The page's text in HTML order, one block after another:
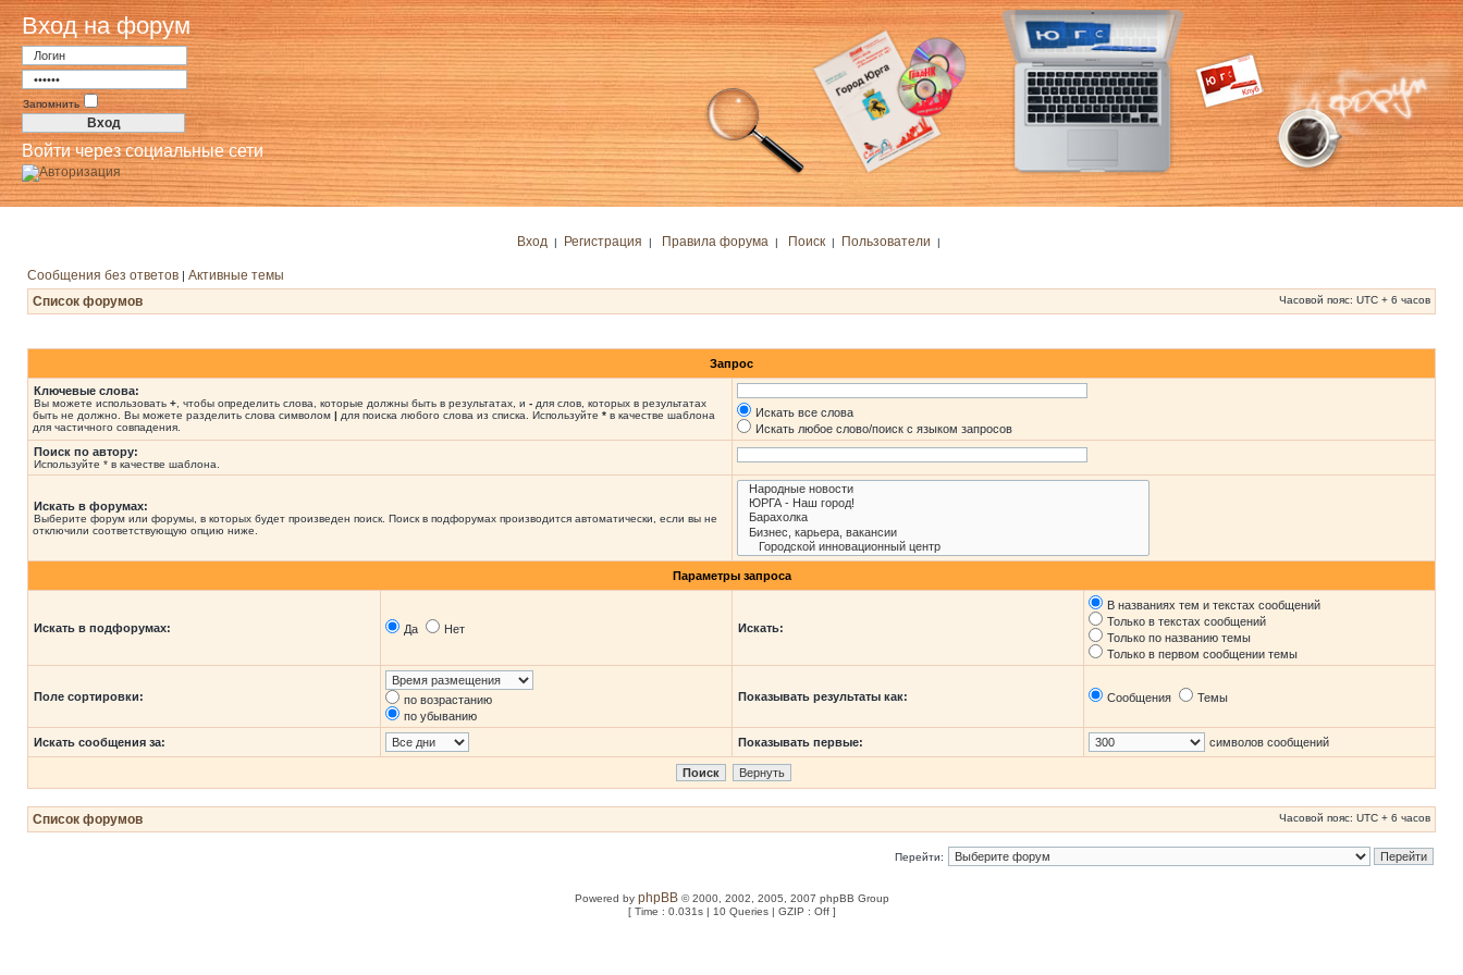
Вход на форум
Запомнить
Войти через социальные сети
Вход | Регистрация | Правила форума | Поиск| Пользователи |
Сообщения без ответов | Активные темы
Список форумов
Часовой пояс: UTC + 6 часов
Запрос
Ключевые слова:
Вы можете использовать + , чтобы определить слова, которые должны быть в результатах, и - для слов, которых в результатах
быть не должно. Вы можете разделить слова символом | для поиска любого слова из списка. Используйте * в качестве шаблона
для частичного совпадения.
Искать все слова
Искать любое слово/поиск с языком запросов
Поиск по автору:
Используйте * в качестве шаблона.
Искать в форумах:
Выберите форум или форумы, в которых будет произведен поиск. Поиск в подфорумах производится автоматически, если вы не
отключили соответствующую опцию ниже.
Параметры запроса
Искать в подфорумах: Да Нет Искать:
В названиях тем и текстах сообщений
Только в текстах сообщений
Только по названию темы
Только в первом сообщении темы
Поле сортировки:
по возрастанию
по убыванию
Показывать результаты как: Сообщения Темы
Искать сообщения за: Показывать первые: символов сообщений
Список форумов Часовой пояс: UTC + 6 часов
Перейти:
Powered by phpBB© 2000, 2002, 2005, 2007 phpBB Group
[ Time : 0.031s | 10 Queries | GZIP : Off ]